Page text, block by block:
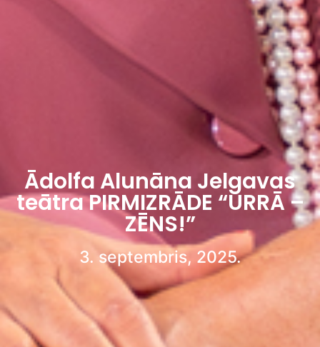
Ādolfa Alunāna Jelgavas
teātra PIRMIZRĀDE “URRĀ –
ZĒNS!”
3. septembris, 2025.